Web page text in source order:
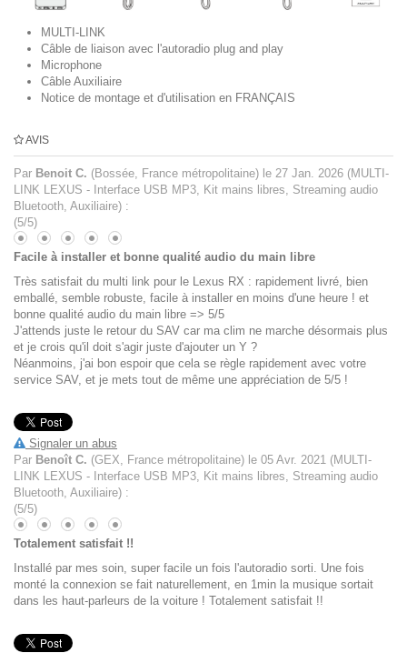
MULTI-LINK
Câble de liaison avec l'autoradio plug and play
Microphone
Câble Auxiliaire
Notice de montage et d'utilisation en FRANÇAIS
AVIS
Par Benoit C. (Bossée, France métropolitaine) le 27 Jan. 2026 (MULTI-
LINK LEXUS - Interface USB MP3, Kit mains libres, Streaming audio
Bluetooth, Auxiliaire) :
(5/5)
Facile à installer et bonne qualité audio du main libre
Très satisfait du multi link pour le Lexus RX : rapidement livré, bien
emballé, semble robuste, facile à installer en moins d'une heure ! et
bonne qualité audio du main libre => 5/5
J'attends juste le retour du SAV car ma clim ne marche désormais plus
et je crois qu'il doit s'agir juste d'ajouter un Y ?
Néanmoins, j'ai bon espoir que cela se règle rapidement avec votre
service SAV, et je mets tout de même une appréciation de 5/5 !
Signaler un abus
Par Benoît C. (GEX, France métropolitaine) le 05 Avr. 2021 (MULTI-
LINK LEXUS - Interface USB MP3, Kit mains libres, Streaming audio
Bluetooth, Auxiliaire) :
(5/5)
Totalement satisfait !!
Installé par mes soin, super facile un fois l'autoradio sorti. Une fois
monté la connexion se fait naturellement, en 1min la musique sortait
dans les haut-parleurs de la voiture ! Totalement satisfait !!